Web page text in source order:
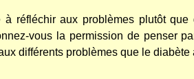
réfléchir aux problèmes plutôt
vous la permission de penser
différents problèmes que le